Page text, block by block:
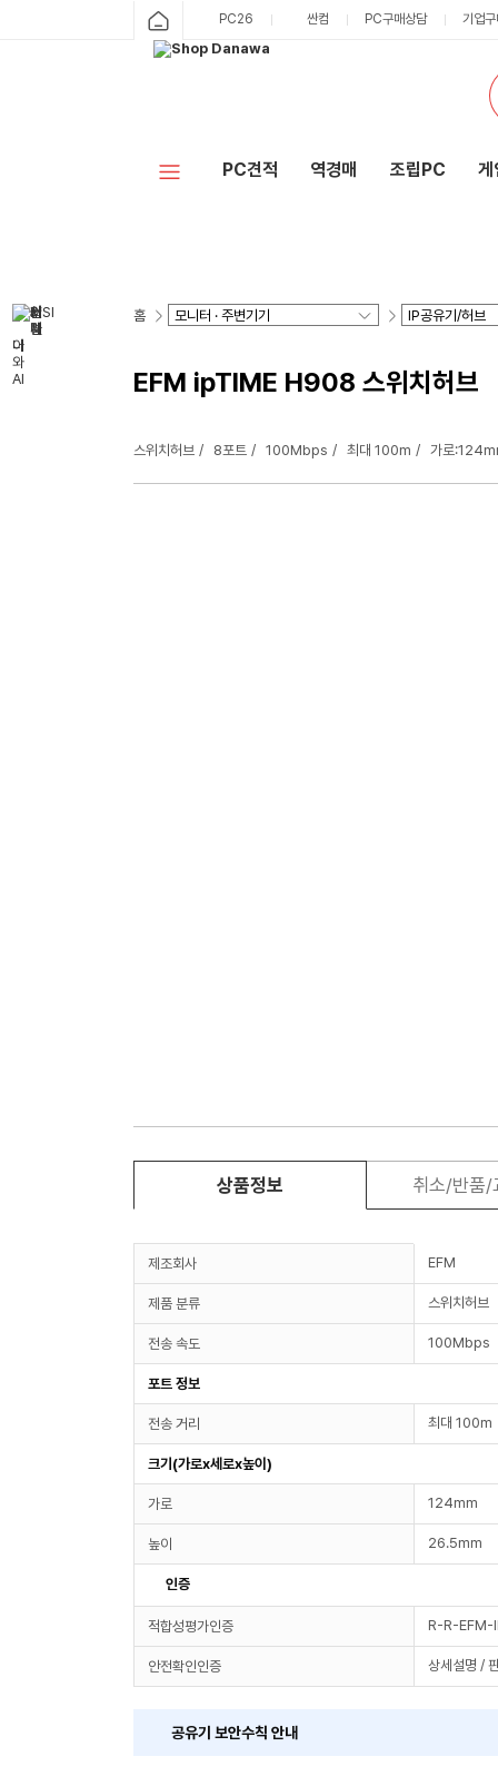
PC26 싼컴 PC구매상담 기업
PC견적 역경매 조립PC 게
홈
EFM ipTIME H908 스위치허브
스위치허브 8포트 100Mbps 최대 100m 가로
상품정보 취소/반품/
제조회사 EFM
제품 분류 스위치허브
전송 속도 100Mbps
포트 정보
전송 거리 최대 100m
크기(가로x세로x높이)
가로 124mm
높이 26.5mm
인증
적합성평가인증 R-R-
안전확인인증 상세설명 /
공유기 보안수칙 안내